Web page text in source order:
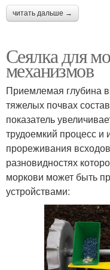
читать дальше →
Сеялка для
механизмов
Приемлемая глубина
тяжелых почвах
показатель
трудоемкий процесс и
прореживания
разновидностях
моркови может быть
устройствами: